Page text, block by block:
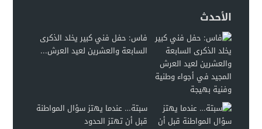
الأحدث
فاس: حفل فني كبير يخلد الذكرى
السابعة والعشرين لعيد العرش...
سبتة… عندما يهتز سؤال المواطنة
قبل أن تهتز الحدود